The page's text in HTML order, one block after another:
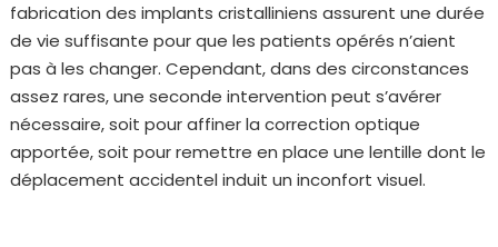
fabrication des implants cristalliniens assurent une durée
de vie suffisante pour que les patients opérés n’aient
pas à les changer. Cependant, dans des circonstances
assez rares, une seconde intervention peut s’avérer
nécessaire, soit pour affiner la correction optique
apportée, soit pour remettre en place une lentille dont le
déplacement accidentel induit un inconfort visuel.